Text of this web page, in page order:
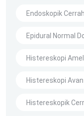
Endoskopik
Epidural Normal
Histereskopi
Histereskopi
Histereskopik